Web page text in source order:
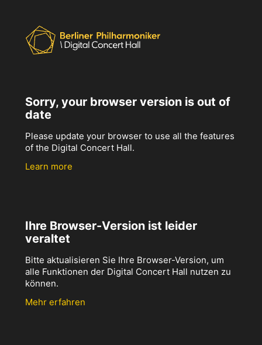
Sorry, your browser version is out of
date
Please update your browser to use all the features
of the Digital Concert Hall.
Learn more
Ihre Browser-Version ist leider
veraltet
Bitte aktualisieren Sie Ihre Browser-Version, um
alle Funktionen der Digital Concert Hall nutzen zu
können.
Mehr erfahren